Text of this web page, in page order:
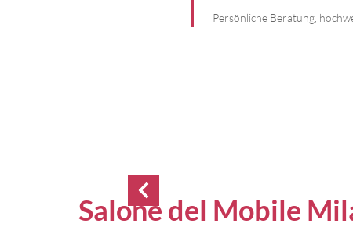
Persönliche Beratung,
Salone del Mobile